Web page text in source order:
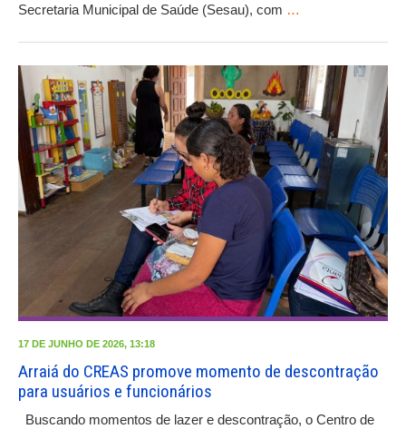
Secretaria Municipal de Saúde (Sesau), com …
17 DE JUNHO DE 2026, 13:18
Arraiá do CREAS promove momento de descontração
para usuários e funcionários
Buscando momentos de lazer e descontração, o Centro de